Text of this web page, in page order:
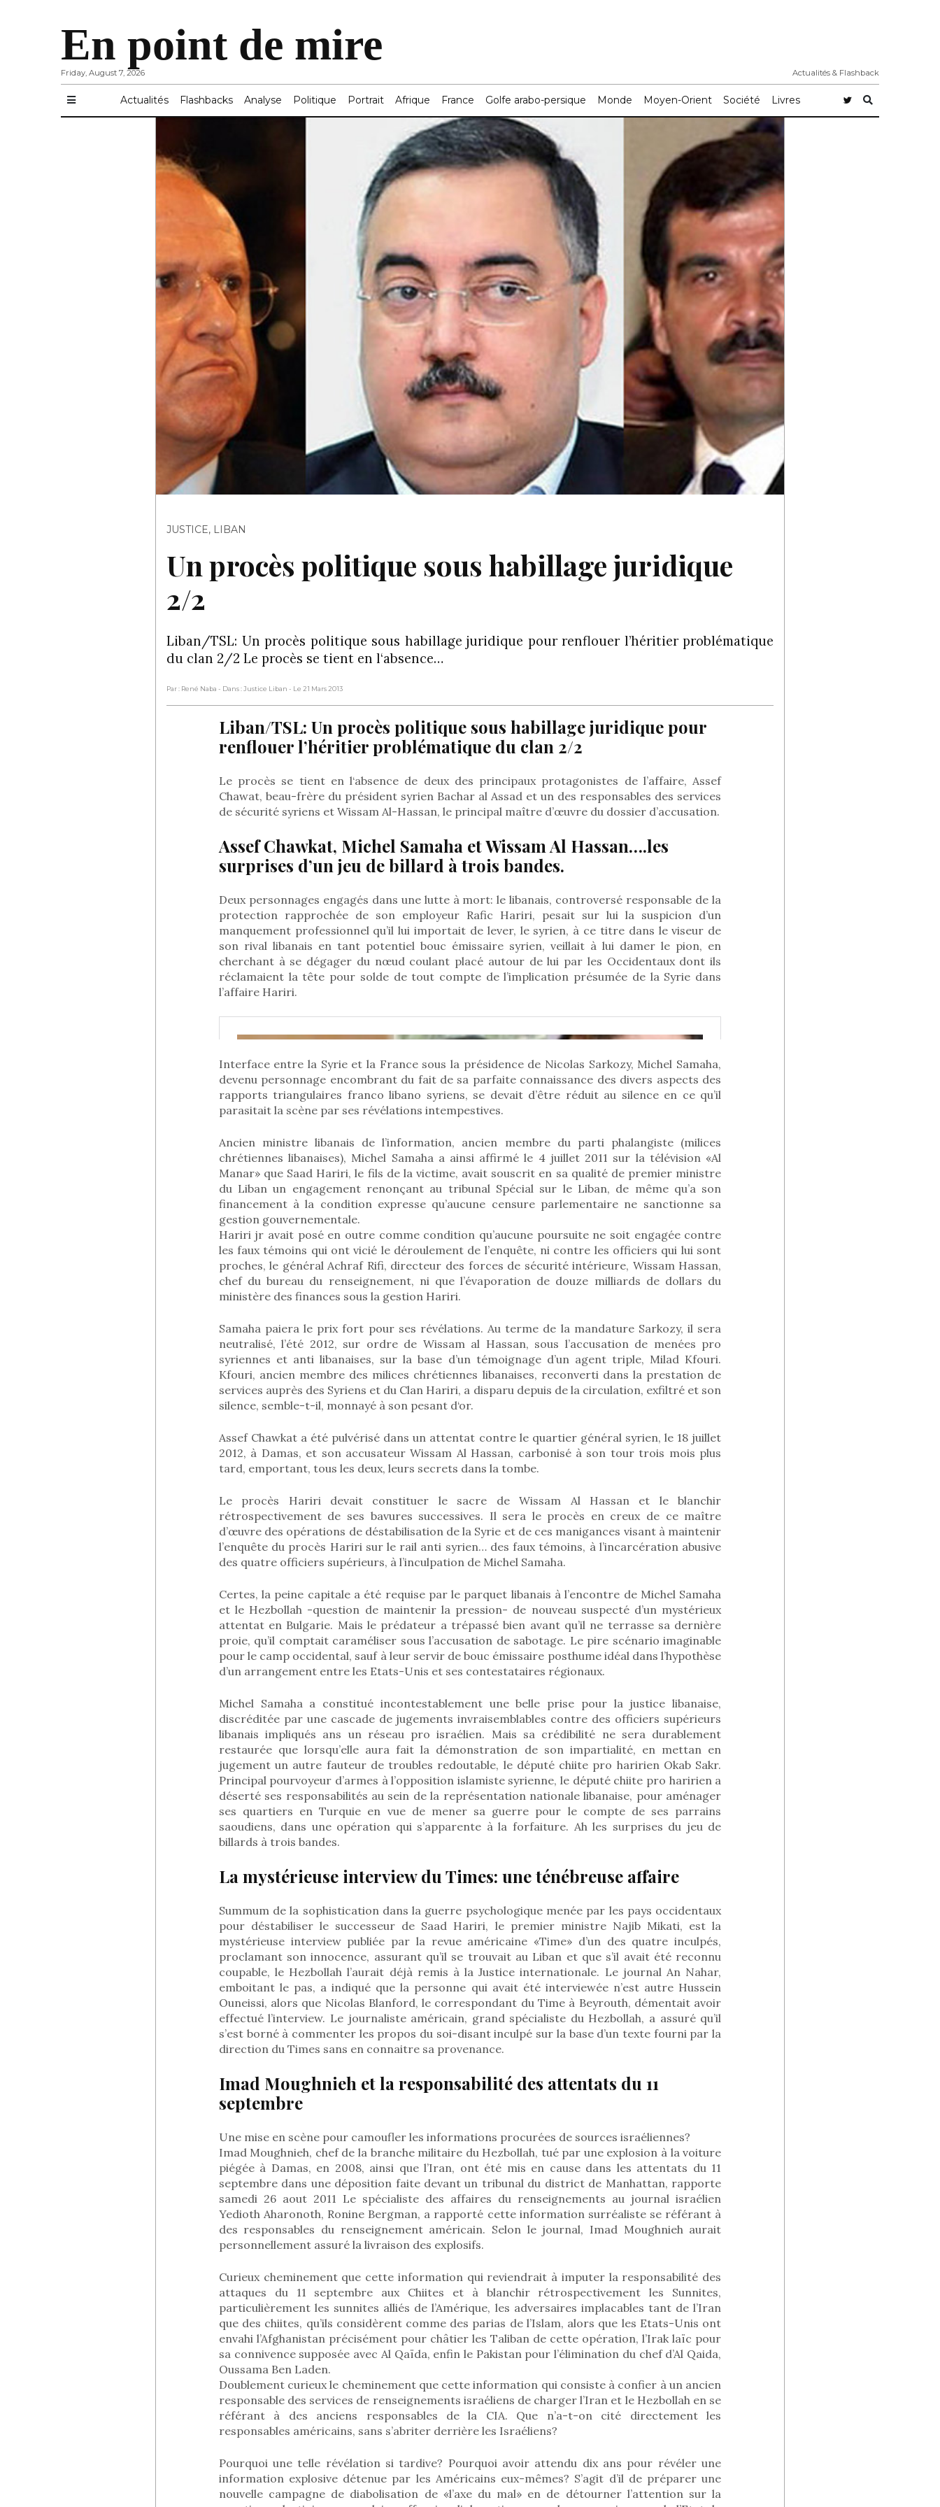
Friday, August 7, 2026
En point de mire
Actualités & Flashback
Actualités Flashbacks Analyse Politique Portrait Afrique France Golfe arabo-persique Monde Moyen-Orient Société Livres
JUSTICE, LIBAN
Un procès politique sous habillage juridique
2/2
Liban/TSL: Un procès politique sous habillage juridique pour renflouer l’héritier problématique
du clan 2/2 Le procès se tient en l‘absence…
Par : René Naba - Dans : Justice Liban - Le 21 Mars 2013
Liban/TSL: Un procès politique sous habillage juridique pour
renflouer l’héritier problématique du clan 2/2
Le procès se tient en l‘absence de deux des principaux protagonistes de l’affaire, Assef
Chawat, beau-frère du président syrien Bachar al Assad et un des responsables des services
de sécurité syriens et Wissam Al-Hassan, le principal maître d’œuvre du dossier d’accusation.
Assef Chawkat, Michel Samaha et Wissam Al Hassan….les
surprises d’un jeu de billard à trois bandes.
Deux personnages engagés dans une lutte à mort: le libanais, controversé responsable de la
protection rapprochée de son employeur Rafic Hariri, pesait sur lui la suspicion d’un
manquement professionnel qu’il lui importait de lever, le syrien, à ce titre dans le viseur de
son rival libanais en tant potentiel bouc émissaire syrien, veillait à lui damer le pion, en
cherchant à se dégager du nœud coulant placé autour de lui par les Occidentaux dont ils
réclamaient la tête pour solde de tout compte de l’implication présumée de la Syrie dans
l’affaire Hariri.
Interface entre la Syrie et la France sous la présidence de Nicolas Sarkozy, Michel Samaha,
devenu personnage encombrant du fait de sa parfaite connaissance des divers aspects des
rapports triangulaires franco libano syriens, se devait d’être réduit au silence en ce qu’il
parasitait la scène par ses révélations intempestives.
Ancien ministre libanais de l’information, ancien membre du parti phalangiste (milices
chrétiennes libanaises), Michel Samaha a ainsi affirmé le 4 juillet 2011 sur la télévision «Al
Manar» que Saad Hariri, le fils de la victime, avait souscrit en sa qualité de premier ministre
du Liban un engagement renonçant au tribunal Spécial sur le Liban, de même qu’a son
financement à la condition expresse qu’aucune censure parlementaire ne sanctionne sa
gestion gouvernementale.
Hariri jr avait posé en outre comme condition qu’aucune poursuite ne soit engagée contre
les faux témoins qui ont vicié le déroulement de l’enquête, ni contre les officiers qui lui sont
proches, le général Achraf Rifi, directeur des forces de sécurité intérieure, Wissam Hassan,
chef du bureau du renseignement, ni que l’évaporation de douze milliards de dollars du
ministère des finances sous la gestion Hariri.
Samaha paiera le prix fort pour ses révélations. Au terme de la mandature Sarkozy, il sera
neutralisé, l’été 2012, sur ordre de Wissam al Hassan, sous l’accusation de menées pro
syriennes et anti libanaises, sur la base d’un témoignage d’un agent triple, Milad Kfouri.
Kfouri, ancien membre des milices chrétiennes libanaises, reconverti dans la prestation de
services auprès des Syriens et du Clan Hariri, a disparu depuis de la circulation, exfiltré et son
silence, semble-t-il, monnayé à son pesant d‘or.
Assef Chawkat a été pulvérisé dans un attentat contre le quartier général syrien, le 18 juillet
2012, à Damas, et son accusateur Wissam Al Hassan, carbonisé à son tour trois mois plus
tard, emportant, tous les deux, leurs secrets dans la tombe.
Le procès Hariri devait constituer le sacre de Wissam Al Hassan et le blanchir
rétrospectivement de ses bavures successives. Il sera le procès en creux de ce maître
d’œuvre des opérations de déstabilisation de la Syrie et de ces manigances visant à maintenir
l’enquête du procès Hariri sur le rail anti syrien… des faux témoins, à l’incarcération abusive
des quatre officiers supérieurs, à l’inculpation de Michel Samaha.
Certes, la peine capitale a été requise par le parquet libanais à l’encontre de Michel Samaha
et le Hezbollah -question de maintenir la pression- de nouveau suspecté d’un mystérieux
attentat en Bulgarie. Mais le prédateur a trépassé bien avant qu’il ne terrasse sa dernière
proie, qu’il comptait caraméliser sous l’accusation de sabotage. Le pire scénario imaginable
pour le camp occidental, sauf à leur servir de bouc émissaire posthume idéal dans l’hypothèse
d’un arrangement entre les Etats-Unis et ses contestataires régionaux.
Michel Samaha a constitué incontestablement une belle prise pour la justice libanaise,
discréditée par une cascade de jugements invraisemblables contre des officiers supérieurs
libanais impliqués ans un réseau pro israélien. Mais sa crédibilité ne sera durablement
restaurée que lorsqu’elle aura fait la démonstration de son impartialité, en mettan en
jugement un autre fauteur de troubles redoutable, le député chiite pro haririen Okab Sakr.
Principal pourvoyeur d’armes à l’opposition islamiste syrienne, le député chiite pro haririen a
déserté ses responsabilités au sein de la représentation nationale libanaise, pour aménager
ses quartiers en Turquie en vue de mener sa guerre pour le compte de ses parrains
saoudiens, dans une opération qui s’apparente à la forfaiture. Ah les surprises du jeu de
billards à trois bandes.
La mystérieuse interview du Times: une ténébreuse affaire
Summum de la sophistication dans la guerre psychologique menée par les pays occidentaux
pour déstabiliser le successeur de Saad Hariri, le premier ministre Najib Mikati, est la
mystérieuse interview publiée par la revue américaine «Time» d’un des quatre inculpés,
proclamant son innocence, assurant qu’il se trouvait au Liban et que s’il avait été reconnu
coupable, le Hezbollah l’aurait déjà remis à la Justice internationale. Le journal An Nahar,
emboitant le pas, a indiqué que la personne qui avait été interviewée n’est autre Hussein
Ouneissi, alors que Nicolas Blanford, le correspondant du Time à Beyrouth, démentait avoir
effectué l’interview. Le journaliste américain, grand spécialiste du Hezbollah, a assuré qu’il
s’est borné à commenter les propos du soi-disant inculpé sur la base d’un texte fourni par la
direction du Times sans en connaitre sa provenance.
Imad Moughnieh et la responsabilité des attentats du 11
septembre
Une mise en scène pour camoufler les informations procurées de sources israéliennes?
Imad Moughnieh, chef de la branche militaire du Hezbollah, tué par une explosion à la voiture
piégée à Damas, en 2008, ainsi que l’Iran, ont été mis en cause dans les attentats du 11
septembre dans une déposition faite devant un tribunal du district de Manhattan, rapporte
samedi 26 aout 2011 Le spécialiste des affaires du renseignements au journal israélien
Yedioth Aharonoth, Ronine Bergman, a rapporté cette information surréaliste se référant à
des responsables du renseignement américain. Selon le journal, Imad Moughnieh aurait
personnellement assuré la livraison des explosifs.
Curieux cheminement que cette information qui reviendrait à imputer la responsabilité des
attaques du 11 septembre aux Chiites et à blanchir rétrospectivement les Sunnites,
particulièrement les sunnites alliés de l’Amérique, les adversaires implacables tant de l’Iran
que des chiites, qu’ils considèrent comme des parias de l’Islam, alors que les Etats-Unis ont
envahi l’Afghanistan précisément pour châtier les Taliban de cette opération, l’Irak laïc pour
sa connivence supposée avec Al Qaïda, enfin le Pakistan pour l’élimination du chef d’Al Qaida,
Oussama Ben Laden.
Doublement curieux le cheminement que cette information qui consiste à confier à un ancien
responsable des services de renseignements israéliens de charger l’Iran et le Hezbollah en se
référant à des anciens responsables de la CIA. Que n’a-t-on cité directement les
responsables américains, sans s’abriter derrière les Israéliens?
Pourquoi une telle révélation si tardive? Pourquoi avoir attendu dix ans pour révéler une
information explosive détenue par les Américains eux-mêmes? S’agit d’il de préparer une
nouvelle campagne de diabolisation de «l’axe du mal» en de détourner l’attention sur la